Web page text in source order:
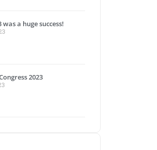
was a huge success!
2023